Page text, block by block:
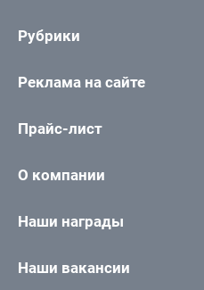
Рубрики
Реклама на сайте
Прайс-лист
О компании
Наши награды
Наши вакансии